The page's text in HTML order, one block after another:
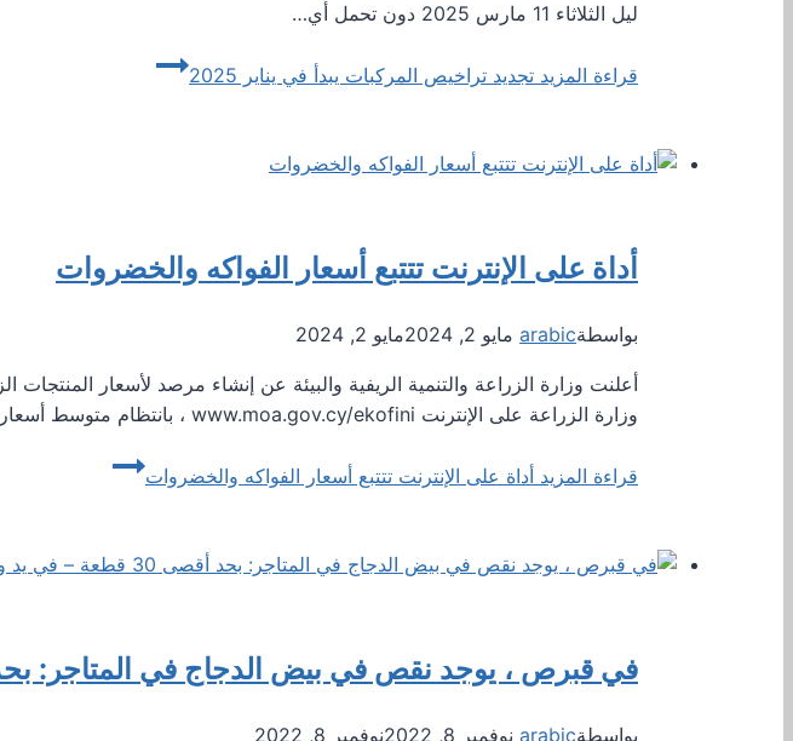
ليل الثلاثاء 11 مارس 2025 دون تحمل أي…
قراءة المزيد تجديد تراخيص المركبات يبدأ في يناير 2025
أداة على الإنترنت تتتبع أسعار الفواكه والخضروات
بواسطةarabic مايو 2, 2024 مايو 2, 2024
وزارة الزراعة على الإنترنت www.moa.gov.cy/ekofini ، بانتظام متوسط ​​أسعار بيع الفواكه والخضراوات الأساسية…
قراءة المزيد أداة على الإنترنت تتتبع أسعار الفواكه والخضروات
في قبرص ، يوجد نقص في بيض الدجاج في المتاجر: بحد أقصى 30 قطعة –
بواسطةarabic نوفمبر 8, 2022 نوفمبر 8, 2022